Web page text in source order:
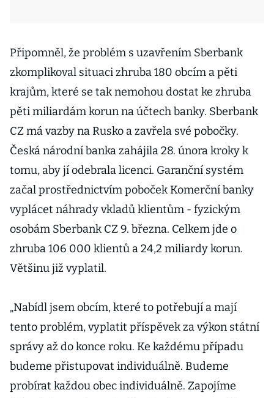
Připomněl, že problém s uzavřením Sberbank
zkomplikoval situaci zhruba 180 obcím a pěti
krajům, které se tak nemohou dostat ke zhruba
pěti miliardám korun na účtech banky. Sberbank
CZ má vazby na Rusko a zavřela své pobočky.
Česká národní banka zahájila 28. února kroky k
tomu, aby jí odebrala licenci. Garanční systém
začal prostřednictvím poboček Komerční banky
vyplácet náhrady vkladů klientům - fyzickým
osobám Sberbank CZ 9. března. Celkem jde o
zhruba 106 000 klientů a 24,2 miliardy korun.
Většinu již vyplatil.
„Nabídl jsem obcím, které to potřebují a mají
tento problém, vyplatit příspěvek za výkon státní
správy až do konce roku. Ke každému případu
budeme přistupovat individuálně. Budeme
probírat každou obec individuálně. Zapojíme